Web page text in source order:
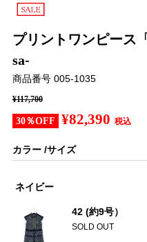
プリントワンピース
sa-
商品番号 005-1035
¥117,700
30％OFF ¥82,390 税込
カラー サイズ
ネイビー
42 (約9号）
SOLD OUT